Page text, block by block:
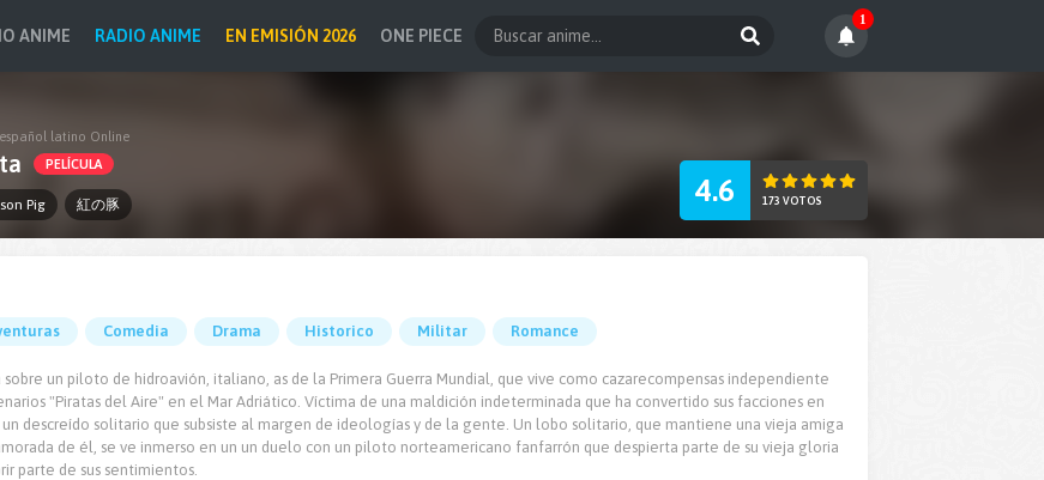
ANIME RADIO ANIME EN EMISIÓN 2026 ONE PIECE
1
latino Online
PELÍCULA
Pig 紅の豚 4.6 173 VOTOS
Comedia Drama Historico Militar Romance
un piloto de hidroavión, italiano, as de la Primera Guerra Mundial, que vive como cazarecompensas independiente
"Piratas del Aire" en el Mar Adriático. Víctima de una maldición indeterminada que ha convertido sus facciones en
un descreído solitario que subsiste al margen de ideologías y de la gente. Un lobo solitario, que mantiene una vieja amiga
de él, se ve inmerso en un un duelo con un piloto norteamericano fanfarrón que despierta parte de su vieja gloria
parte de sus sentimientos.